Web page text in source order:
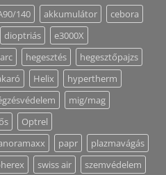
140 akkumulátor
cebora
dioptriás
e3000X
hegesztés
hegesztőpajzs
Helix
hypertherm
mig/mag
Optrel
papr
plazmavágás
swiss air szemvédelem